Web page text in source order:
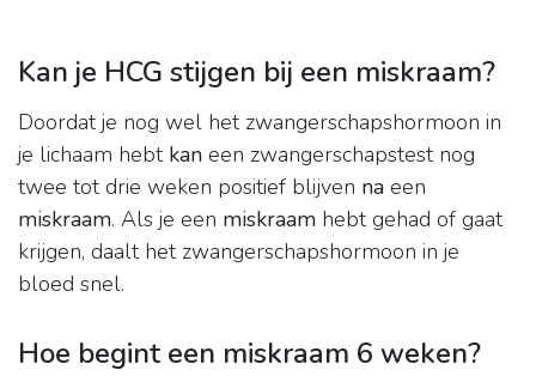
Kan je HCG stijgen bij een miskraam?
Doordat je nog wel het zwangerschapshormoon in
je lichaam hebt kan een zwangerschapstest nog
twee tot drie weken positief blijven na een
miskraam. Als je een miskraam hebt gehad of gaat
krijgen, daalt het zwangerschapshormoon in je
bloed snel.
Hoe begint een miskraam 6 weken?